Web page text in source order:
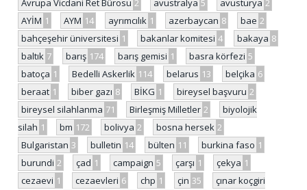
Avrupa Vicdani Ret Bürosu 2 avustralya 5 avusturya 2
AYİM 1 AYM 14 ayrımcılık 1 azerbaycan 8 bae 2
bahçeşehir üniversitesi 1 bakanlar komitesi 4 bakaya 8
baltık 7 barış 174 barış gemisi 1 basra körfezi 5
batoça 1 Bedelli Askerlik 114 belarus 13 belçika 6
beraat 1 biber gazı 8 BİKG 1 bireysel başvuru 2
bireysel silahlanma 71 Birleşmiş Milletler 2
biyolojik
silah 1 bm 172 bolivya 2 bosna hersek 2
Bulgaristan 3 bulletin 14 bülten 11 burkina faso 1
burundi 2 çad 1 campaign 5 çarşı 1 çekya 1
cezaevi 1 cezaevleri 6 chp 1 çin 35
çınar koçgiri